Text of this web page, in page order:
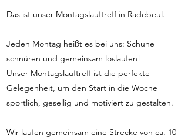
Das ist unser Montagslauftreff in Radebeul.
Jeden Montag heißt es bei uns: Schuhe
schnüren und gemeinsam loslaufen!
Unser Montagslauftreff ist die perfekte
Gelegenheit, um den Start in die Woche
sportlich, gesellig und motiviert zu gestalten.
Wir laufen gemeinsam eine Strecke von ca. 10